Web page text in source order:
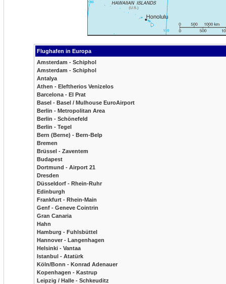
Flughafen in Europa
Amsterdam - Schiphol
Amsterdam - Schiphol
Antalya
Athen - Eleftherios Venizelos
Barcelona - El Prat
Basel - Basel / Mulhouse EuroAirport
Berlin - Metropolitan Area
Berlin - Schönefeld
Berlin - Tegel
Bern (Berne) - Bern-Belp
Bremen
Brüssel - Zaventem
Budapest
Dortmund - Airport 21
Dresden
Düsseldorf - Rhein-Ruhr
Edinburgh
Frankfurt - Rhein-Main
Genf - Geneve Cointrin
Gran Canaria
Hahn
Hamburg - Fuhlsbüttel
Hannover - Langenhagen
Helsinki - Vantaa
Istanbul - Atatürk
Köln/Bonn - Konrad Adenauer
Kopenhagen - Kastrup
Leipzig / Halle - Schkeuditz